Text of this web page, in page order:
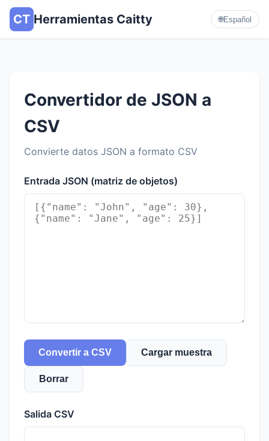
CT Herramientas Caitty 🌐Español
Convertidor de JSON a
CSV
Convierte datos JSON a formato CSV
Entrada JSON (matriz de objetos)
Convertir a CSV Cargar muestra
Borrar
Salida CSV